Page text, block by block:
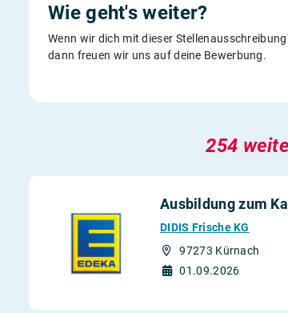
Wie geht's weiter?
Wenn wir dich mit dieser
dann freuen wir uns auf deine Bewerbung.
254
Ausbildung zum
DIDIS Frische KG
97273 Kürnach
01.09.2026